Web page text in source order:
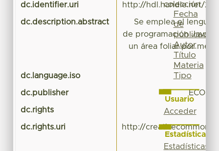
dc.identifier.uri http://hdl.handle.net/
dc.description.abstract
Se emplea el
de programación Java
un área foliar por
dc.language.iso
dc.publisher
dc.rights
dc.rights.uri http://
colección
Fecha
de
publicación
Autor
Título
Materia
Tipo
Usuario
Acceder
Estadísticas
Estadísticas